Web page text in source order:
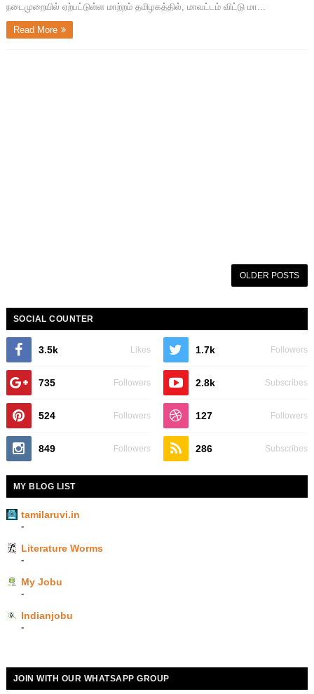
நடைமுறையில் ஏற்பட்டுள்ள மாற்றம் தமிழகத்தில், மாவட்டம் விட்டு மா...
Read More
OLDER POSTS
SOCIAL COUNTER
3.5k Likes 1.7k Followers
735 Followers 2.8k Subscribes
524 Followers 127 Followers
849 Followers 286 Subscribes
MY BLOG LIST
tamilaruvi.in
-
Literature Worms
-
My Jobu
-
Indianjobu
-
JOIN WITH OUR WHATSAPP GROUP